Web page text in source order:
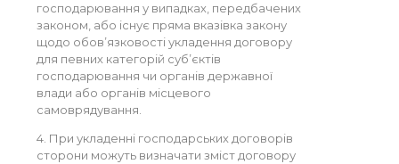
господарювання у випадках, передбачених
законом, або існує пряма вказівка закону
щодо обов’язковості укладення договору
для певних категорій суб’єктів
господарювання чи органів державної
влади або органів місцевого
самоврядування.
4. При укладенні господарських договорів
сторони можуть визначати зміст договору